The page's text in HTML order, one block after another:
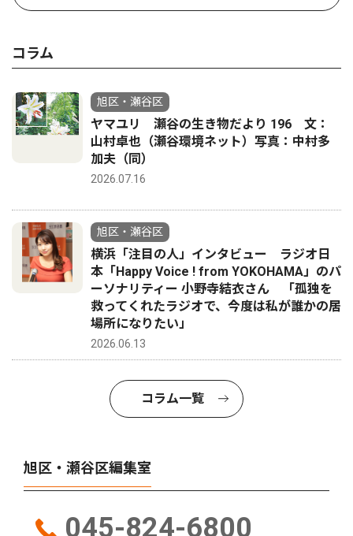
コラム
旭区・瀬谷区
ヤマユリ 瀬谷の生き物だより 196 文：
山村卓也（瀬谷環境ネット）写真：中村多
加夫（同）
2026.07.16
旭区・瀬谷区
横浜「注目の人」インタビュー ラジオ日
本「Happy Voice ! from YOKOHAMA」のパ
ーソナリティー 小野寺結衣さん 「孤独を
救ってくれたラジオで、今度は私が誰かの居
場所になりたい」
2026.06.13
コラム一覧
旭区・瀬谷区編集室
045-824-6800